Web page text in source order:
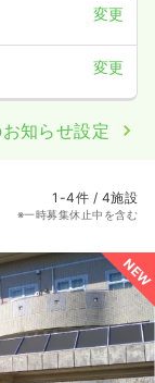
変更
変更
知らせ設定
1-4件 / 4施設
※一時募集休止中を含む
NEW